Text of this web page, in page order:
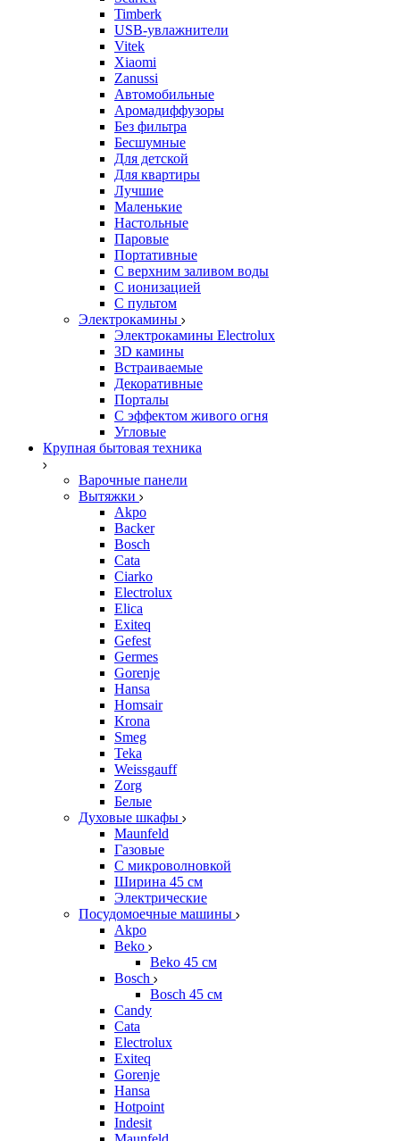
Timberk
USB-увлажнители
Vitek
Xiaomi
Zanussi
Автомобильные
Аромадиффузоры
Без фильтра
Бесшумные
Для детской
Для квартиры
Лучшие
Маленькие
Настольные
Паровые
Портативные
С верхним заливом воды
С ионизацией
С пультом
Электрокамины
Электрокамины Electrolux
3D камины
Встраиваемые
Декоративные
Порталы
С эффектом живого огня
Угловые
Крупная бытовая техника
Варочные панели
Вытяжки
Akpo
Backer
Bosch
Cata
Ciarko
Electrolux
Elica
Exiteq
Gefest
Germes
Gorenje
Hansa
Homsair
Krona
Smeg
Teka
Weissgauff
Zorg
Белые
Духовые шкафы
Maunfeld
Газовые
С микроволновкой
Ширина 45 см
Электрические
Посудомоечные машины
Akpo
Beko
Beko 45 см
Bosch
Bosch 45 см
Candy
Cata
Electrolux
Exiteq
Gorenje
Hansa
Hotpoint
Indesit